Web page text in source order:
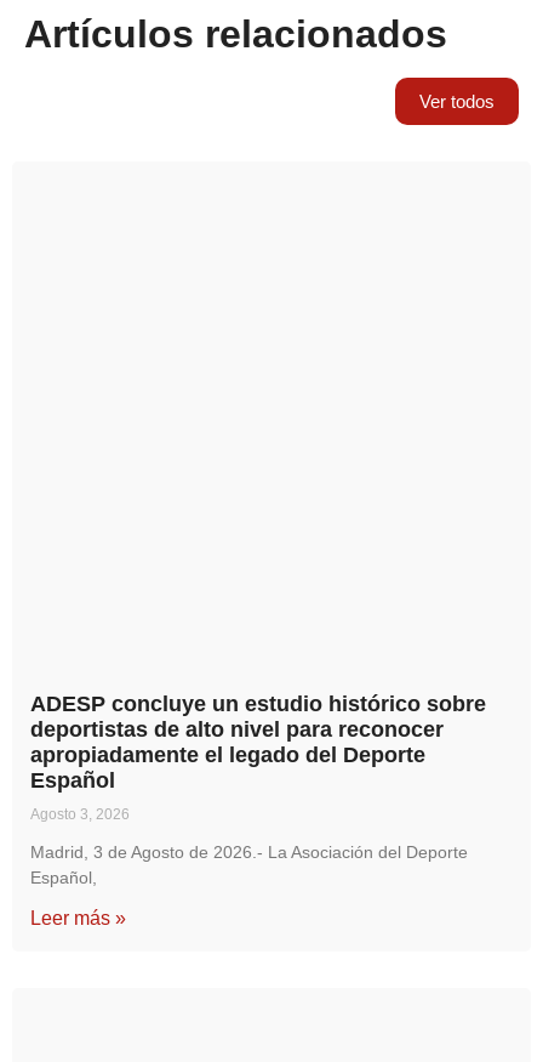
Artículos relacionados
Ver todos
ADESP concluye un estudio histórico sobre
deportistas de alto nivel para reconocer
apropiadamente el legado del Deporte
Español
Agosto 3, 2026
Madrid, 3 de Agosto de 2026.- La Asociación del Deporte
Español,
Leer más »